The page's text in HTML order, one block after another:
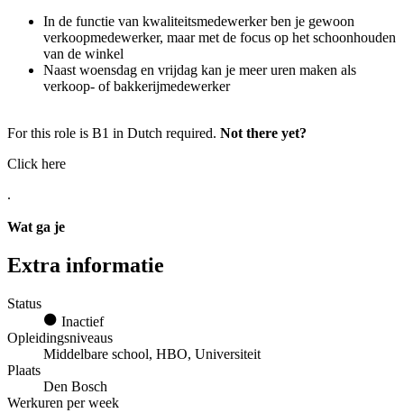
In de functie van kwaliteitsmedewerker ben je gewoon
verkoopmedewerker, maar met de focus op het schoonhouden
van de winkel
Naast woensdag en vrijdag kan je meer uren maken als
verkoop- of bakkerijmedewerker
For this role is B1 in Dutch required. Not there yet?
Click here
.
Wat ga je
Extra informatie
Status
Inactief
Opleidingsniveaus
Middelbare school, HBO, Universiteit
Plaats
Den Bosch
Werkuren per week